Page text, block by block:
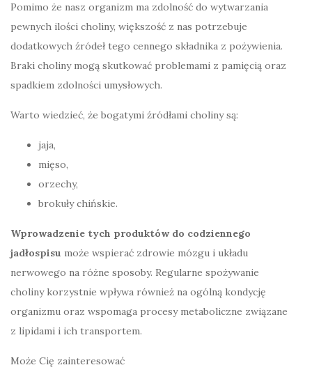
Pomimo że nasz organizm ma zdolność do wytwarzania
pewnych ilości choliny, większość z nas potrzebuje
dodatkowych źródeł tego cennego składnika z pożywienia.
Braki choliny mogą skutkować problemami z pamięcią oraz
spadkiem zdolności umysłowych.
Warto wiedzieć, że bogatymi źródłami choliny są:
jaja,
mięso,
orzechy,
brokuły chińskie.
Wprowadzenie tych produktów do codziennego
jadłospisu może wspierać zdrowie mózgu i układu
nerwowego na różne sposoby. Regularne spożywanie
choliny korzystnie wpływa również na ogólną kondycję
organizmu oraz wspomaga procesy metaboliczne związane
z lipidami i ich transportem.
Może Cię zainteresować